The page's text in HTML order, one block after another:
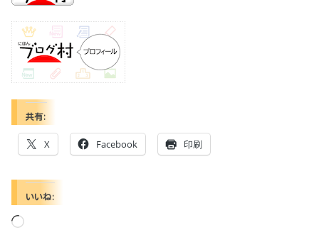
共有:
X Facebook 印刷
いいね:
読